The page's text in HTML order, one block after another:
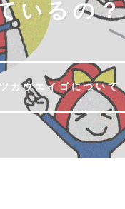
いるの？
ツカウエイゴについて